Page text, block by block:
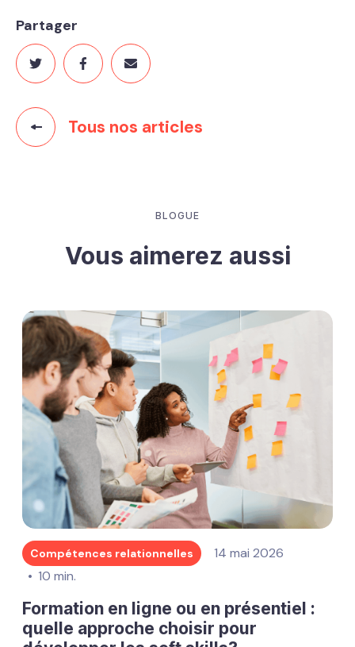
Tous nos articles
Partager
BLOGUE
Vous aimerez aussi
Compétences relationnelles
14 mai 2026
10 min.
Formation en ligne ou en présentiel :
quelle approche choisir pour